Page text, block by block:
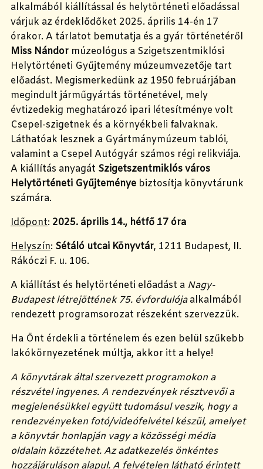
alkalmából kiállítással és helytörténeti előadással
várjuk az érdeklődőket 2025. április 14-én 17
órakor. A tárlatot bemutatja és a gyár történetéről
Miss Nándor múzeológus a Szigetszentmiklósi
Helytörténeti Gyűjtemény múzeumvezetője tart
előadást. Megismerkedünk az 1950 februárjában
megindult járműgyártás történetével, mely
évtizedekig meghatározó ipari létesítménye volt
Csepel-szigetnek és a környékbeli falvaknak.
Láthatóak lesznek a Gyártmánymúzeum tablói,
valamint a Csepel Autógyár számos régi relikviája.
A kiállítás anyagát Szigetszentmiklós város
Helytörténeti Gyűjteménye biztosítja könyvtárunk
számára.
Időpont: 2025. április 14., hétfő 17 óra
Helyszín: Sétáló utcai Könyvtár, 1211 Budapest, II.
Rákóczi F. u. 106.
A kiállítást és helytörténeti előadást a Nagy-
Budapest létrejöttének 75. évfordulójaalkalmából
rendezett programsorozat részeként szervezzük.
Ha Önt érdekli a történelem és ezen belül szűkebb
lakókörnyezetének múltja, akkor itt a helye!
A könyvtárak által szervezett programokon a
részvétel ingyenes. A rendezvények résztvevői a
megjelenésükkel együtt tudomásul veszik, hogy a
rendezvényeken fotó/videófelvétel készül, amelyet
a könyvtár honlapján vagy a közösségi média
oldalain közzétehet. Az adatkezelés önkéntes
hozzájáruláson alapul. A felvételen látható érintett